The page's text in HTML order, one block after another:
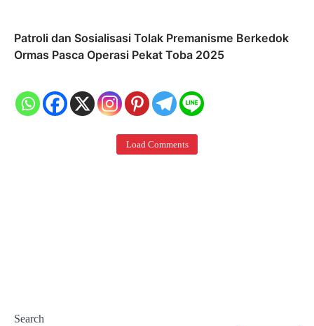
Patroli dan Sosialisasi Tolak Premanisme Berkedok
Ormas Pasca Operasi Pekat Toba 2025
Load Comments
Search